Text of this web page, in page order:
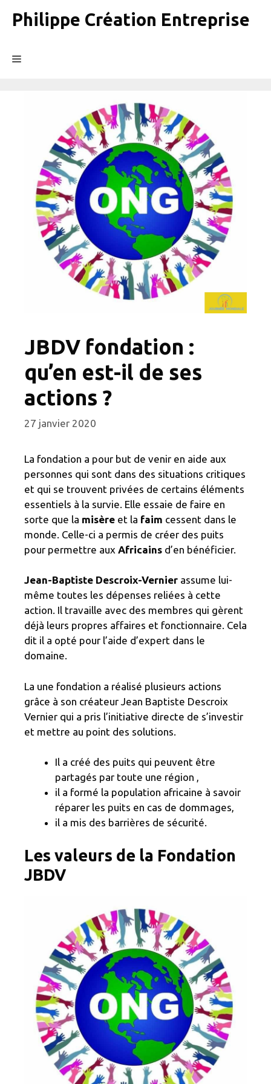
Philippe Création Entreprise
Menu
JBDV fondation :
qu’en est-il de ses
actions ?
27 janvier 2020
La fondation a pour but de venir en aide aux
personnes qui sont dans des situations critiques
et qui se trouvent privées de certains éléments
essentiels à la survie. Elle essaie de faire en
sorte que la misère et la faim cessent dans le
monde. Celle-ci a permis de créer des puits
pour permettre aux Africains d’en bénéficier.
Jean-Baptiste Descroix-Vernier assume lui-
même toutes les dépenses reliées à cette
action. Il travaille avec des membres qui gèrent
déjà leurs propres affaires et fonctionnaire. Cela
dit il a opté pour l’aide d’expert dans le
domaine.
La une fondation a réalisé plusieurs actions
grâce à son créateur Jean Baptiste Descroix
Vernier qui a pris l’initiative directe de s’investir
et mettre au point des solutions.
Il a créé des puits qui peuvent être
partagés par toute une région ,
il a formé la population africaine à savoir
réparer les puits en cas de dommages,
il a mis des barrières de sécurité.
Les valeurs de la Fondation
JBDV